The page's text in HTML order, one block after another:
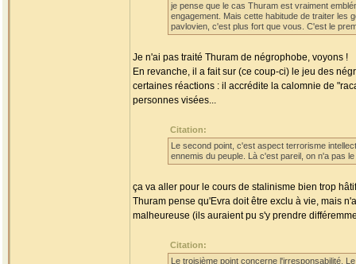
je pense que le cas Thuram est vraiment
engagement. Mais cette habitude de traiter les
pavlovien, c'est plus fort que vous. C'est le
Je n'ai pas traité Thuram de négrophobe, voyons !
En revanche, il a fait sur (ce coup-ci) le jeu des
certaines réactions : il accrédite la calomnie de
personnes visées...
Citation:
Le second point, c'est aspect terrorisme
ennemis du peuple. Là c'est pareil, on n'a pas
ça va aller pour le cours de stalinisme bien trop
Thuram pense qu'Evra doit être exclu à vie, mais
malheureuse (ils auraient pu s'y prendre
Citation:
Le troisième point concerne l'irresponsabilité.